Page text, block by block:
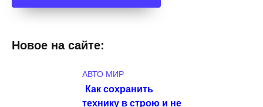
Новое на сайте:
АВТО МИР
Как сохранить
технику в строю и не